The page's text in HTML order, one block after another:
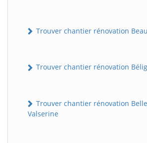
Trouver chantier rénovation
Trouver chantier rénovation
Trouver chantier rénovation
Valserine